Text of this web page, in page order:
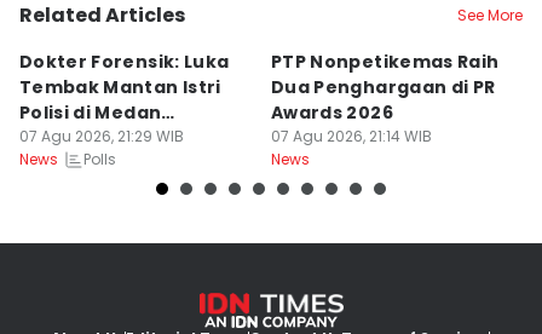
Related Articles See More
Dokter Forensik: Luka
Tembak Mantan Istri
Polisi di Medan
Berkarakter Tempel
07 Agu 2026, 21:29 WIB
News
Polls
PTP Nonpetikemas Raih
Dua Penghargaan di PR
Awards 2026
07 Agu 2026, 21:14 WIB
News